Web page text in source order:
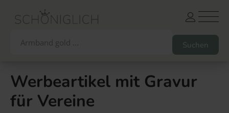
Armbänder
Partnerarmbänder
Werbeartikel mit Gravur
für Vereine